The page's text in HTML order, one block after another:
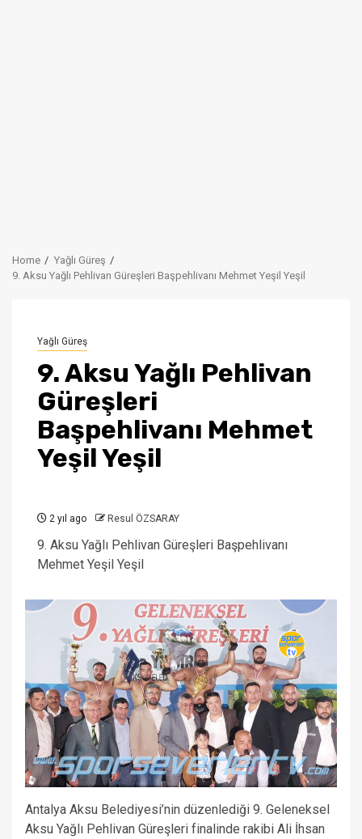
Home
Yağlı Güreş
9. Aksu Yağlı Pehlivan Güreşleri Başpehlivanı Mehmet Yeşil Yeşil
Yağlı Güreş
9. Aksu Yağlı Pehlivan
Güreşleri
Başpehlivanı Mehmet
Yeşil Yeşil
2 yıl ago Resul ÖZSARAY
9. Aksu Yağlı Pehlivan Güreşleri Başpehlivanı
Mehmet Yeşil Yeşil
Antalya Aksu Belediyesi’nin düzenlediği 9. Geleneksel
Aksu Yağlı Pehlivan Güreşleri finalinde rakibi Ali İhsan